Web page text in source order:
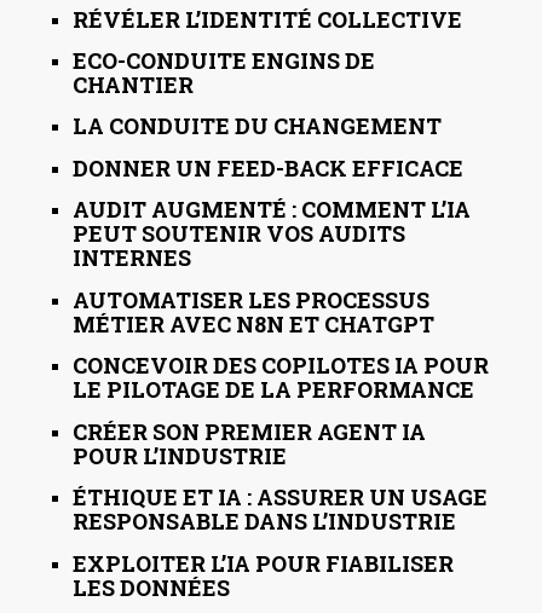
RÉVÉLER L’IDENTITÉ COLLECTIVE
ECO-CONDUITE ENGINS DE
CHANTIER
LA CONDUITE DU CHANGEMENT
DONNER UN FEED-BACK EFFICACE
AUDIT AUGMENTÉ : COMMENT L’IA
PEUT SOUTENIR VOS AUDITS
INTERNES
AUTOMATISER LES PROCESSUS
MÉTIER AVEC N8N ET CHATGPT
CONCEVOIR DES COPILOTES IA POUR
LE PILOTAGE DE LA PERFORMANCE
CRÉER SON PREMIER AGENT IA
POUR L’INDUSTRIE
ÉTHIQUE ET IA : ASSURER UN USAGE
RESPONSABLE DANS L’INDUSTRIE
EXPLOITER L’IA POUR FIABILISER
LES DONNÉES